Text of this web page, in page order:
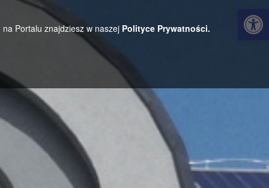
Portalu znajdziesz w naszej Polityce Prywatności.